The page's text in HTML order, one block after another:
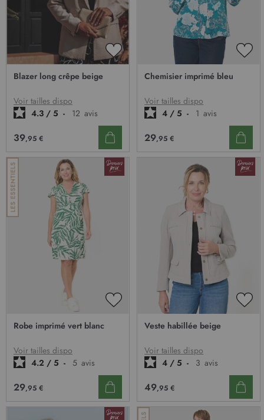
AJOUTER
D’ENVIE
Blazer long crêpe beige
Voir tailles dispo
4.3 / 5 - 12 avis
39,95 €
Chemisier imprimé bleu
Voir tailles dispo
4 / 5 - 1 avis
29,95 €
D’ENVIE
Robe imprimé vert blanc
Voir tailles dispo
4.2 / 5 - 5 avis
29,95 €
Veste habillée beige
Voir tailles dispo
4 / 5 - 3 avis
49,95 €